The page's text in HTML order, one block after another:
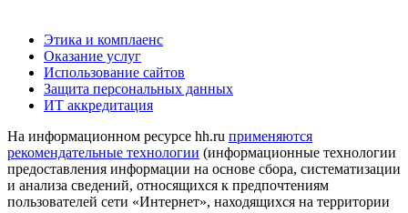
Этика и комплаенс
Оказание услуг
Использование сайтов
Защита персональных данных
ИТ аккредитация
На информационном ресурсе hh.ru применяются
рекомендательные технологии (информационные технологии
предоставления информации на основе сбора, систематизации
и анализа сведений, относящихся к предпочтениям
пользователей сети «Интернет», находящихся на территории